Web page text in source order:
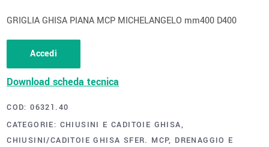
GRIGLIA GHISA PIANA MCP MICHELANGELO mm400 D400
Accedi
Download scheda tecnica
COD:06321.40
CATEGORIE: CHIUSINI E CADITOIE GHISA,
CHIUSINI/CADITOIE GHISA SFER. MCP, DRENAGGIO E